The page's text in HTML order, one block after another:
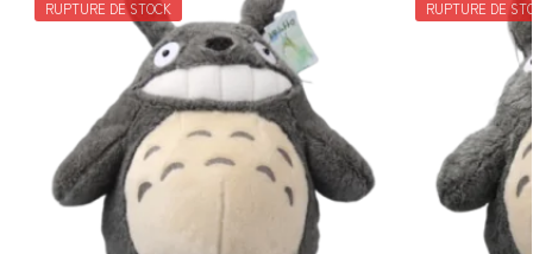
RUPTURE DE STOCK
RUPTURE DE